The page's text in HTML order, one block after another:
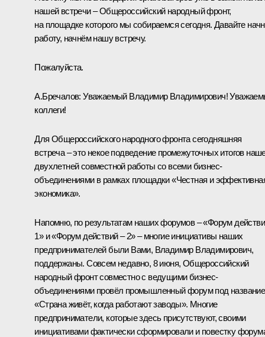
нашей встречи – Общероссийский народный фронт,
на площадке которого мы собираемся сегодня. Давайте
работу, начнём нашу встречу.
Пожалуйста.
А.Бречалов: Уважаемый Владимир Владимирович!
коллеги!
Для Общероссийского народного фронта сегодняшняя
встреча – это некое подведение промежуточных итогов
двухлетней совместной работы со всеми бизнес-
объединениями в рамках площадки «Честная и
экономика».
Напомню, по результатам наших форумов – «Форум
1» и «Форум действий – 2» – многие инициативы наших
предпринимателей были Вами, Владимир Владимирович,
поддержаны. Совсем недавно, 8 июня, Общероссийский
народный фронт совместно с ведущими бизнес-
объединениями провёл промышленный форум под
«Страна живёт, когда работают заводы». Многие
предприниматели, которые здесь присутствуют, своими
инициативами фактически сформировали и повестку